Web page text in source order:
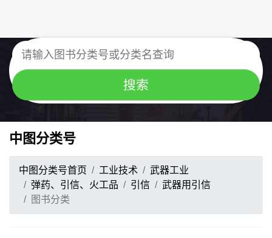
中图分类号
中图分类号首页 工业技术
武器工业
弹药、引信、火工品
引信
武器用引信
图书分类